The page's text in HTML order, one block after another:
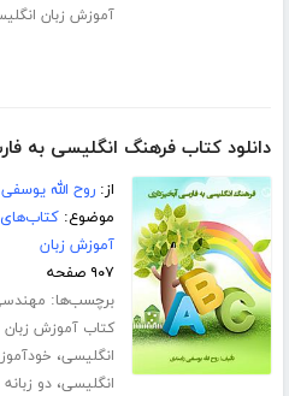
آموزش زبان
دانلود کتاب فرهنگ انگلیسی به
از:روح الله
موضوع:
آموزش زبان
۹۰۷ صفحه
برچسب‌ها:
کتاب آموزش زبان
انگلیسی،
انگلیسی،دو